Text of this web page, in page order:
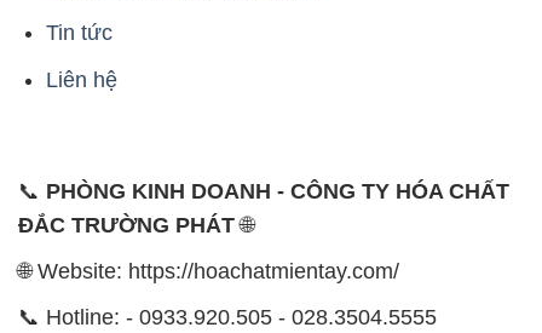
Tin tức
Liên hệ
📞 PHÒNG KINH DOANH - CÔNG TY HÓA CHẤT
ĐẮC TRƯỜNG PHÁT🌐
🌐 Website: https://hoachatmientay.com/
📞 Hotline: - 0933.920.505 - 028.3504.5555